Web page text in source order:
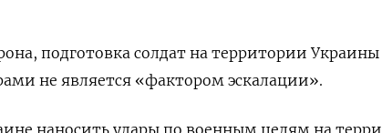
подготовка солдат на территории Украины
не является «фактором эскалации».
наносить удары по военным целям на